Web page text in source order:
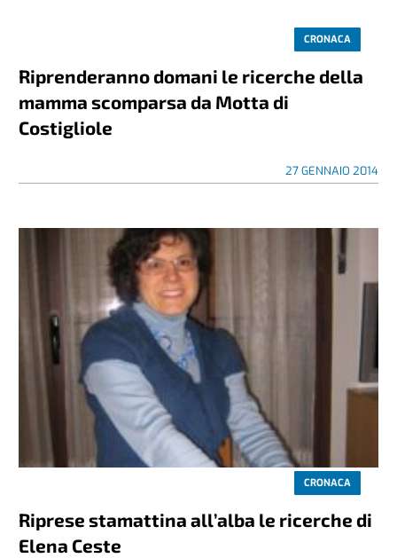
CRONACA
Riprenderanno domani le ricerche della
mamma scomparsa da Motta di
Costigliole
27 GENNAIO 2014
CRONACA
Riprese stamattina all’alba le ricerche di
Elena Ceste